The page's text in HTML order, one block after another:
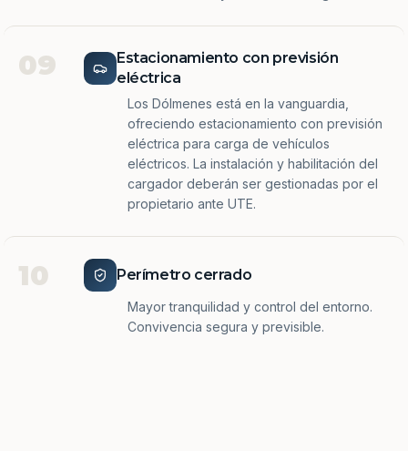
09
Estacionamiento con previsión
eléctrica
Los Dólmenes está en la vanguardia,
ofreciendo estacionamiento con previsión
eléctrica para carga de vehículos
eléctricos. La instalación y habilitación del
cargador deberán ser gestionadas por el
propietario ante UTE.
10 Perímetro cerrado
Mayor tranquilidad y control del entorno.
Convivencia segura y previsible.